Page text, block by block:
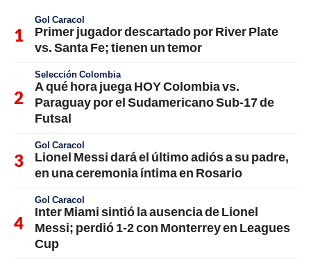
Gol Caracol
Primer jugador descartado por River Plate
vs. Santa Fe; tienen un temor
Selección Colombia
A qué hora juega HOY Colombia vs.
Paraguay por el Sudamericano Sub-17 de
Futsal
Gol Caracol
Lionel Messi dará el último adiós a su padre,
en una ceremonia íntima en Rosario
Gol Caracol
Inter Miami sintió la ausencia de Lionel
Messi; perdió 1-2 con Monterrey en Leagues
Cup